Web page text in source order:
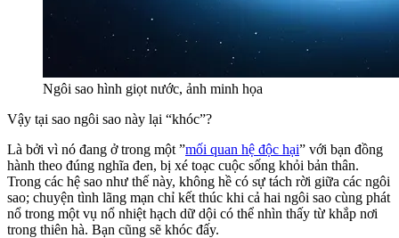
Ngôi sao hình giọt nước, ảnh minh họa
Vậy tại sao ngôi sao này lại “khóc”?
Là bởi vì nó đang ở trong một ”mối quan hệ độc hại” với bạn đồng
hành theo đúng nghĩa đen, bị xé toạc cuộc sống khỏi bản thân.
Trong các hệ sao như thế này, không hề có sự tách rời giữa các ngôi
sao; chuyện tình lãng mạn chỉ kết thúc khi cả hai ngôi sao cùng phát
nổ trong một vụ nổ nhiệt hạch dữ dội có thể nhìn thấy từ khắp nơi
trong thiên hà. Bạn cũng sẽ khóc đấy.